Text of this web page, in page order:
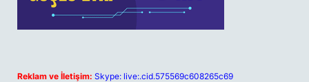
Reklam ve İletişim: Skype: live:.cid.575569c608265c69